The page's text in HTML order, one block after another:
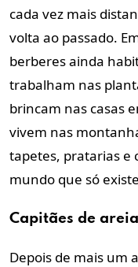
cada vez mais
volta ao passado.
berberes ainda
trabalham nas
brincam nas casas
vivem nas
tapetes, pratarias e
mundo que só
Capitães de areia
Depois de mais um